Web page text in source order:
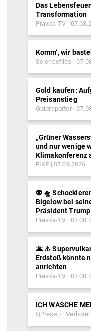
Das
Transformation
Pravda-TV
Komm‘, wir
Sciencefiles
Gold kaufen:
Preisanstieg
Goldreporter
„Grüner
und nur wenige
Klimakonferenz
EIKE 07.08.2026
👽 🛸
Bigelow bei
Präsident
Pravda-TV
🌋 ⚠️
Erdstoß könnte
anrichten
Pravda-TV
ICH WASCHE
QPress ✅